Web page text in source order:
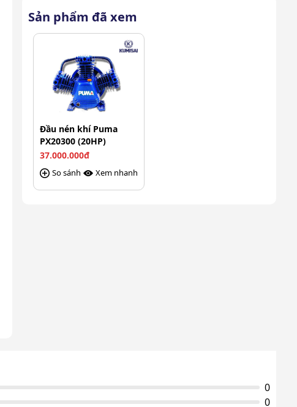
Sản phẩm đã xem
Đầu nén khí Puma
PX20300 (20HP)
37.000.000đ
So sánh Xem nhanh
0
0